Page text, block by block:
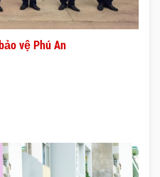
vệ Phú An